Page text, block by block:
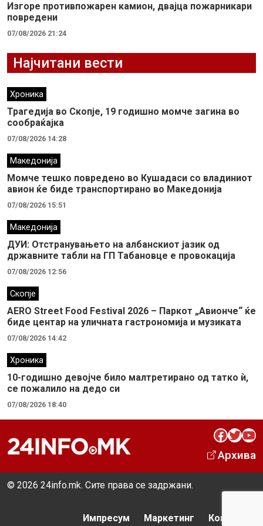
Изгоре противпожарен камион, двајца пожарникари
повредени
07/08/2026 21:24
Најчитани вести
Хроника
Трагедија во Скопје, 19 годишно момче загина во
сообраќајка
07/08/2026 14:28
Македонија
Момче тешко повредено во Кушадаси со владиниот
авион ќе биде транспортирано во Македонија
07/08/2026 15:51
Македонија
ДУИ: Отстранувањето на албанскиот јазик од
државните табли на ГП Табановце е провокација
07/08/2026 12:56
Скопје
AERO Street Food Festival 2026 – Паркот „Авионче“ ќе
биде центар на уличната гастрономија и музиката
07/08/2026 14:42
Хроника
10-годишно девојче било малтретирано од татко ѝ,
се пожалило на дедо си
07/08/2026 18:40
Facebook Twitter YouTube
Архива
© 2026 24info.mk. Сите права се задржани.
Импресум Маркетинг Контакт